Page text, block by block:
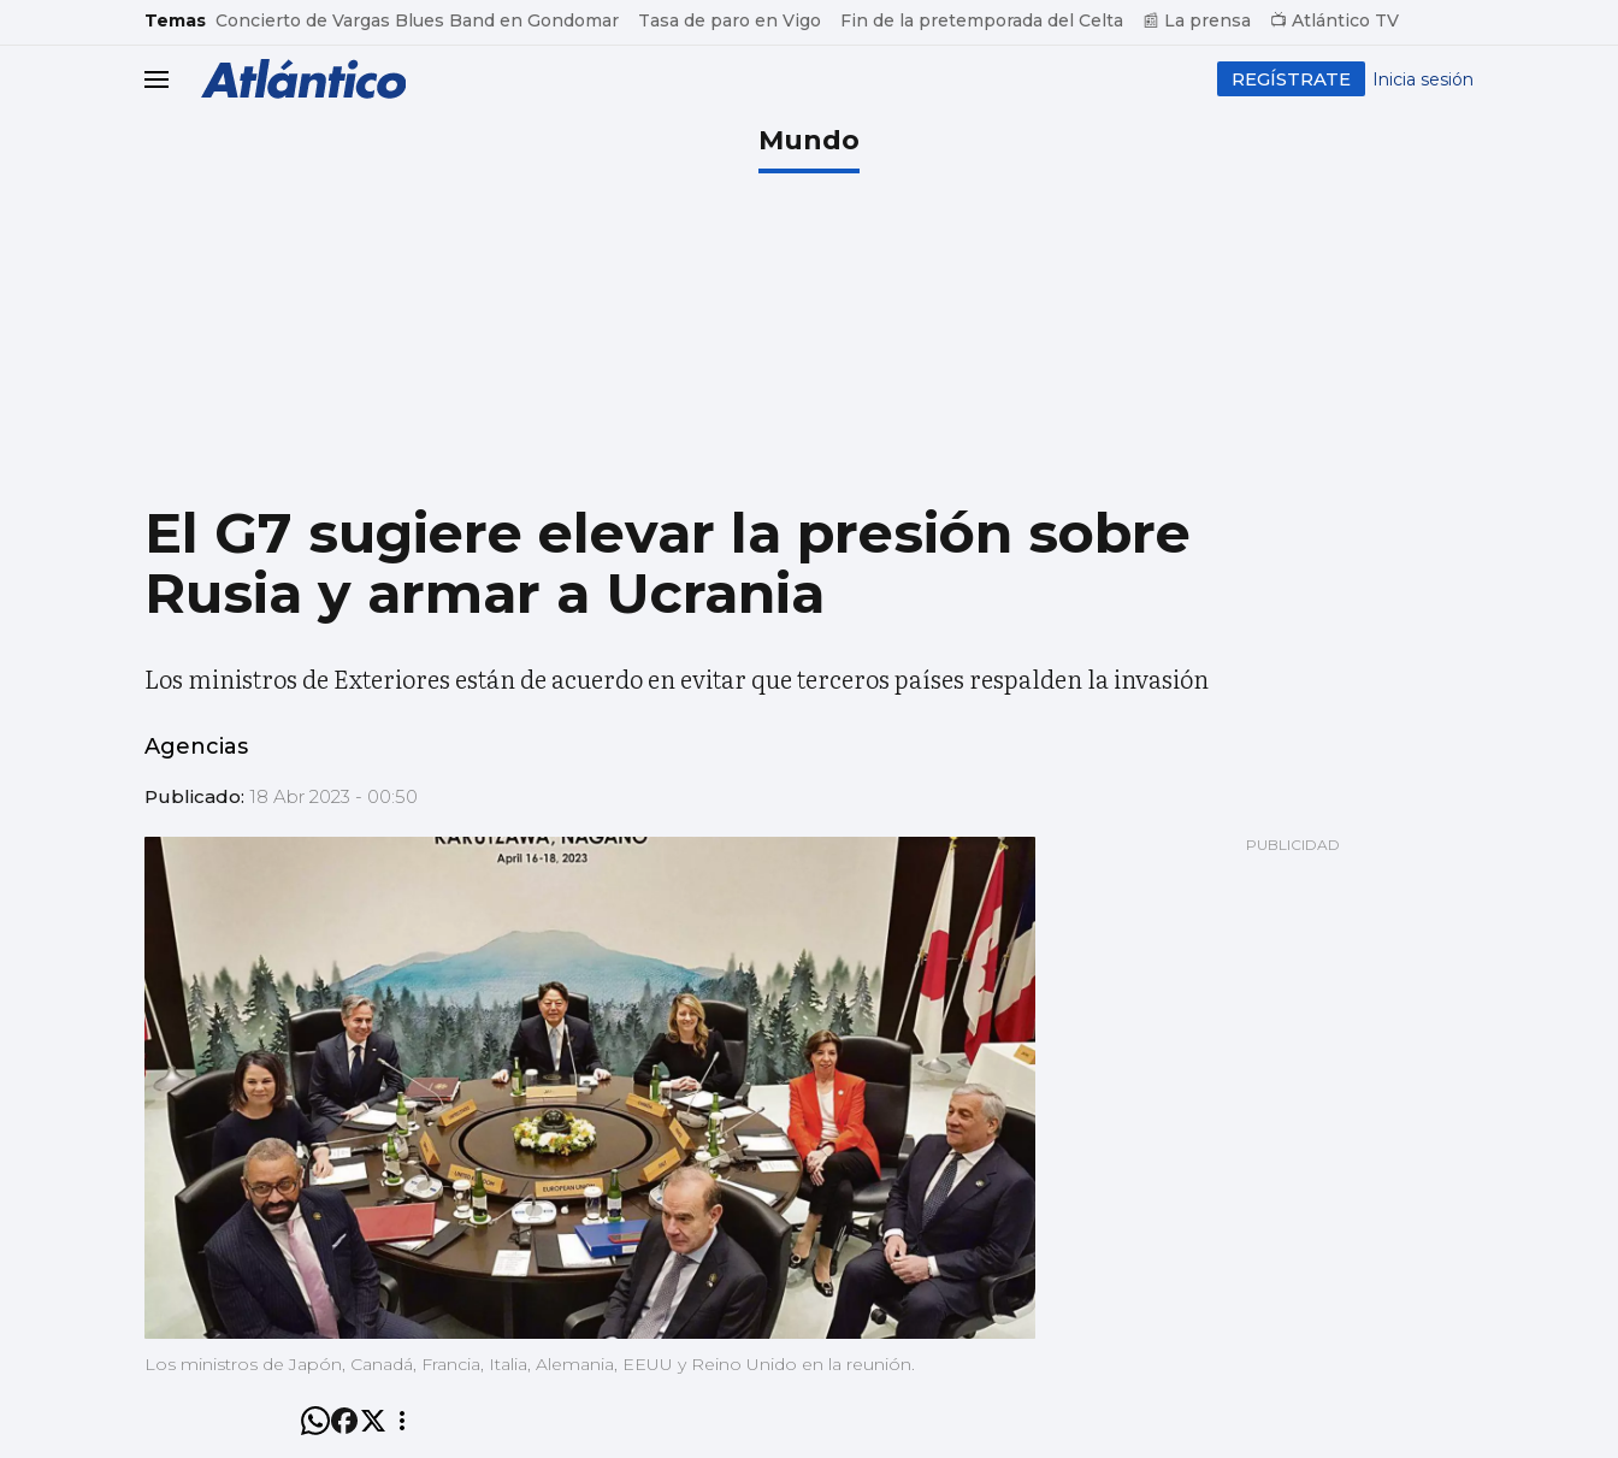
common.go-to-content
Temas Concierto de Vargas Blues Band en Gondomar Tasa de paro en Vigo Fin de la pretemporada del Celta 📰 La prensa 📺 Atlántico TV
header.menu.open Inicia sesión
REGÍSTRATE
Mundo
El G7 sugiere elevar la presión sobre
Rusia y armar a Ucrania
Los ministros de Exteriores están de acuerdo en evitar que terceros países respalden la invasión
Agencias
Publicado: 18 Abr 2023 - 00:50
Los ministros de Japón, Canadá, Francia, Italia, Alemania, EEUU y Reino Unido en la reunión.